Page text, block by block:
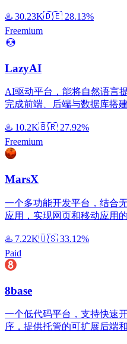
♨️ 30.23K🇩🇪 28.13%
Freemium
LazyAI
AI驱动平台，能将自然语言
完成前端、后端与数据库搭建
♨️ 10.2K🇧🇷 27.92%
Freemium
MarsX
一个多功能开发平台，结合
应用，实现网页和移动应用
♨️ 7.22K🇺🇸 33.12%
Paid
8base
一个低代码平台，支持快速
序，提供托管的可扩展后端